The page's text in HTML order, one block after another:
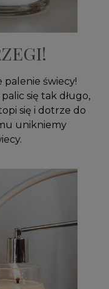
palenie świecy!
się tak długo,
się i dotrze do
unikniemy